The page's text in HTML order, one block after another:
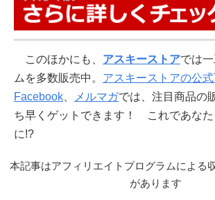
このほかにも、 アスキーストアでは
ムを多数販売中。 アスキーストアの公
Facebook
メルマガでは、注目商品の
ち早くゲットできます！ これであな
に!?
本記事はアフィリエイトプログラムによる
があります